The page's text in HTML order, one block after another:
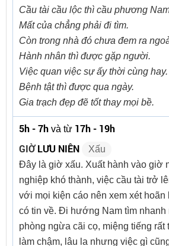
Cầu tài cầu lộc thì cầu phương
Mất của chẳng phải đi tìm.
Còn trong nhà đó chưa đem ra
Hành nhân thì được gặp người.
Việc quan việc sự ấy thời cùng hay.
Bệnh tật thì được qua ngày.
Gia trạch đẹp đẽ tốt thay mọi bề.
5h - 7h và từ 17h - 19h
GIỜLƯU NIÊN
Xấu
Đây là giờ xấu. Xuất hành vào giờ
nghiệp khó thành, việc cầu tài trở
với mọi kiện cáo nên xem xét
có tin về. Đi hướng Nam tìm nhanh
phòng ngừa cãi cọ, miệng tiếng
làm chậm, lâu la nhưng việc gì